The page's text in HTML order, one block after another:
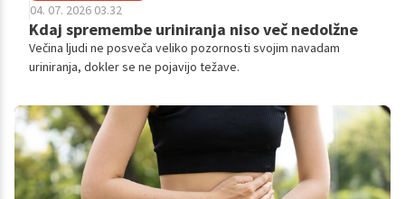
04. 07. 2026 03.32
Kdaj spremembe uriniranja niso več nedolžne
Večina ljudi ne posveča veliko pozornosti svojim navadam
uriniranja, dokler se ne pojavijo težave.